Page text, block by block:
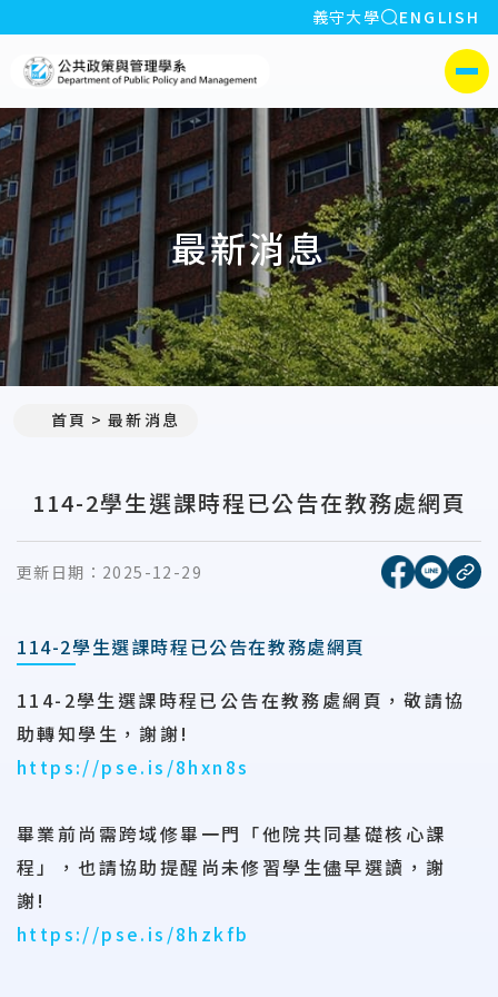
:::
義守大學 全站搜索
ENGLISH
義守大學公共政策與管理學
側選單
最新消息
首頁 最新消息
114-2學生選課時程已公告在教務處網頁
更新日期： 2025-12-29 [另開新
[另開
複
114-2學生選課時程已公告在教務處網頁
114-2學生選課時程已公告在教務處網頁，敬請協
助轉知學生，謝謝!
https://pse.is/8hxn8s
畢業前尚需跨域修畢一門「他院共同基礎核心課
程」，也請協助提醒尚未修習學生儘早選讀，謝
謝!
https://pse.is/8hzkfb